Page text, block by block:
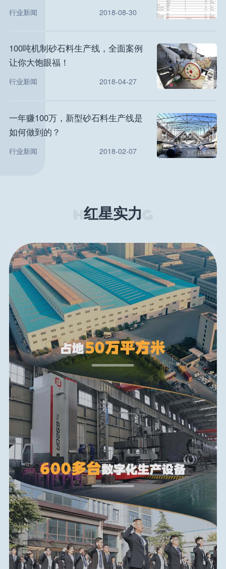
行业新闻 2018-08-30
100吨机制砂石料生产线，全面案例
让你大饱眼福！
行业新闻 2018-04-27
一年赚100万，新型砂石料生产线是
如何做到的？
行业新闻 2018-02-07
红星实力